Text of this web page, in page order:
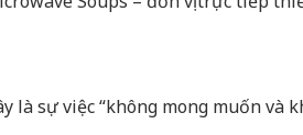
là sự việc “không mong muốn và